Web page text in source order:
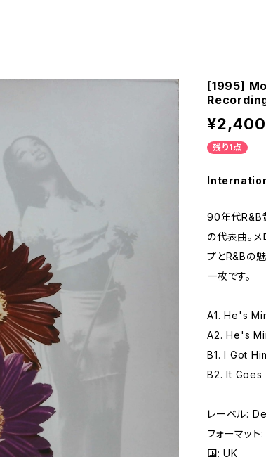
[1995]
¥2,400
残り1点
90年代R&B
の代表曲。
プとR&Bの
一枚です。
A1. He's
A2. He's
B1. I Got
B2. It Goes
レーベル:
フォーマッ
国: UK